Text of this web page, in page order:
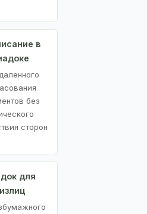
в
без
сторон
для